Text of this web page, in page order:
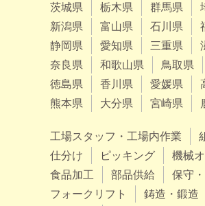
茨城県
栃木県 群馬県
新潟県
富山県 石川県
静岡県
愛知県 三重県
奈良県
和歌山県 鳥取県
徳島県
香川県 愛媛県
熊本県
大分県 宮崎県
工場スタッフ・工場内作業
仕分け
ピッキング
機械
食品加工
部品供給 保守
フォークリフト
鋳造・鍛造